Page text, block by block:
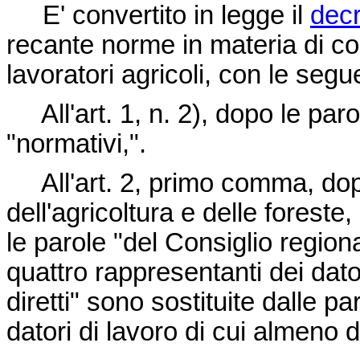
E' convertito in legge il
recante norme in materia di
lavoratori agricoli, con le
All'art. 1, n. 2), dopo le
"normativi,".
All'art. 2, primo comma,
dell'agricoltura e delle
le parole "del Consiglio
quattro rappresentanti dei
diretti" sono sostituite dalle
datori di lavoro di cui almeno